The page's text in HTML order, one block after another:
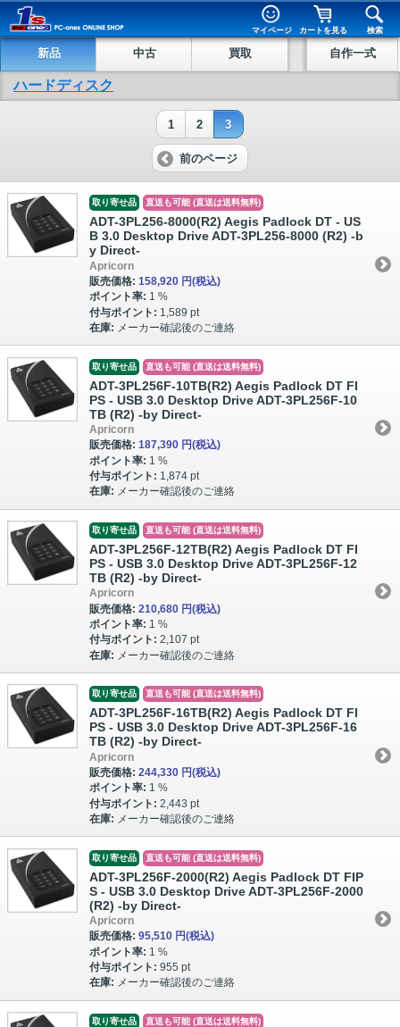
マイページ カートを見る 検索
新品 中古 買取 自作一式
ハードディスク
1 2 3
前のページ
取り寄せ品 直送も可能 (直送は送料無料)
ADT-3PL256-8000(R2) Aegis Padlock DT - US
B 3.0 Desktop Drive ADT-3PL256-8000 (R2) -b
y Direct-
Apricorn
販売価格: 158,920 円(税込)
ポイント率: 1 %
付与ポイント: 1,589 pt
在庫: メーカー確認後のご連絡
取り寄せ品 直送も可能 (直送は送料無料)
ADT-3PL256F-10TB(R2) Aegis Padlock DT FI
PS - USB 3.0 Desktop Drive ADT-3PL256F-10
TB (R2) -by Direct-
Apricorn
販売価格: 187,390 円(税込)
ポイント率: 1 %
付与ポイント: 1,874 pt
在庫: メーカー確認後のご連絡
取り寄せ品 直送も可能 (直送は送料無料)
ADT-3PL256F-12TB(R2) Aegis Padlock DT FI
PS - USB 3.0 Desktop Drive ADT-3PL256F-12
TB (R2) -by Direct-
Apricorn
販売価格: 210,680 円(税込)
ポイント率: 1 %
付与ポイント: 2,107 pt
在庫: メーカー確認後のご連絡
取り寄せ品 直送も可能 (直送は送料無料)
ADT-3PL256F-16TB(R2) Aegis Padlock DT FI
PS - USB 3.0 Desktop Drive ADT-3PL256F-16
TB (R2) -by Direct-
Apricorn
販売価格: 244,330 円(税込)
ポイント率: 1 %
付与ポイント: 2,443 pt
在庫: メーカー確認後のご連絡
取り寄せ品 直送も可能 (直送は送料無料)
ADT-3PL256F-2000(R2) Aegis Padlock DT FIP
S - USB 3.0 Desktop Drive ADT-3PL256F-2000
(R2) -by Direct-
Apricorn
販売価格: 95,510 円(税込)
ポイント率: 1 %
付与ポイント: 955 pt
在庫: メーカー確認後のご連絡
取り寄せ品 直送も可能 (直送は送料無料)